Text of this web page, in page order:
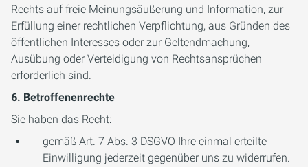
Rechts auf freie Meinungsäußerung und Information, zur
Erfüllung einer rechtlichen Verpflichtung, aus Gründen des
öffentlichen Interesses oder zur Geltendmachung,
Ausübung oder Verteidigung von Rechtsansprüchen
erforderlich sind.
6. Betroffenenrechte
Sie haben das Recht:
gemäß Art. 7 Abs. 3 DSGVO Ihre einmal erteilte
Einwilligung jederzeit gegenüber uns zu widerrufen.